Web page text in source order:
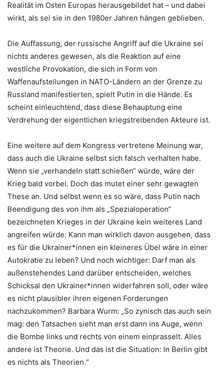
Realität im Osten Europas herausgebildet hat – und dabei
wirkt, als sei sie in den 1980er Jahren hängen geblieben.
Die Auffassung, der russische Angriff auf die Ukraine sei
nichts anderes gewesen, als die Reaktion auf eine
westliche Provokation, die sich in Form von
Waffenaufstellungen in NATO-Ländern an der Grenze zu
Russland manifestierten, spielt Putin in die Hände. Es
scheint einleuchtend, dass diese Behauptung eine
Verdrehung der eigentlichen kriegstreibenden Akteure ist.
Eine weitere auf dem Kongress vertretene Meinung war,
dass auch die Ukraine selbst sich falsch verhalten habe.
Wenn sie „verhandeln statt schießen“ würde, wäre der
Krieg bald vorbei. Doch das mutet einer sehr gewagten
These an. Und selbst wenn es so wäre, dass Putin nach
Beendigung des von ihm als „Spezialoperation“
bezeichneten Krieges in der Ukraine kein weiteres Land
angreifen würde: Kann man wirklich davon ausgehen, dass
es für die Ukrainer*innen ein kleineres Übel wäre in einer
Autokratie zu leben? Und noch wichtiger: Darf man als
außenstehendes Land darüber entscheiden, welches
Schicksal den Ukrainer*innen widerfahren soll, oder wäre
es nicht plausibler ihren eigenen Forderungen
nachzukommen? Barbara Wurm: „So zynisch das auch sein
mag: den Tatsachen sieht man erst dann ins Auge, wenn
die Bombe links und rechts von einem einprasselt. Alles
andere ist Theorie. Und das ist die Situation: In Berlin gibt
es nichts als Theorien.“